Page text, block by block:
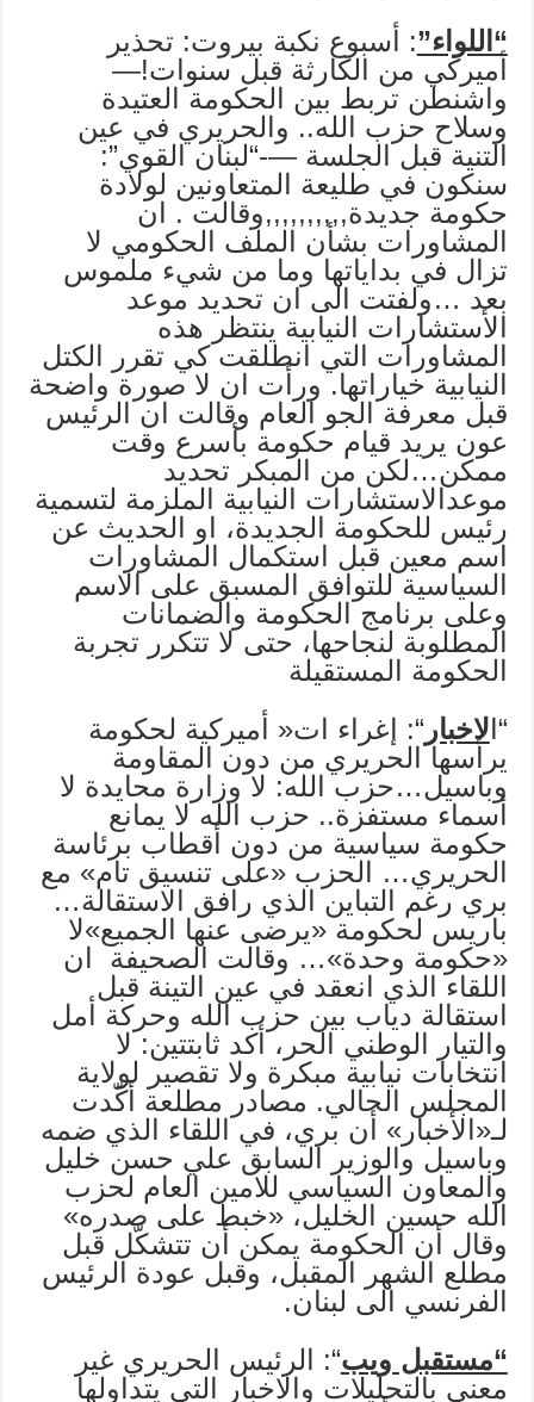
“اللواء”: أسبوع نكبة بيروت: تحذير
أميركي من الكارثة قبل سنوات!—
واشنطن تربط بين الحكومة العتيدة
وسلاح حزب الله.. والحريري في عين
التنية قبل الجلسة —-“لبنان القوي”:
سنكون في طليعة المتعاونين لولادة
حكومة جديدة,,,,,,,,,,وقالت . ان
المشاورات بشأن الملف الحكومي لا
تزال في بداياتها وما من شيء ملموس
بعد …ولفتت الى ان تحديد موعد
الأستشارات النيابية ينتظر هذه
المشاورات التي انطلقت كي تقرر الكتل
النيابية خياراتها. ورأت ان لا صورة واضحة
قبل معرفة الجو العام وقالت ان الرئيس
عون يريد قيام حكومة بأسرع وقت
ممكن…لكن من المبكر تحديد
موعدالاستشارات النيابية الملزمة لتسمية
رئيس للحكومة الجديدة، او الحديث عن
اسم معين قبل استكمال المشاورات
السياسية للتوافق المسبق على الاسم
وعلى برنامج الحكومة والضمانات
المطلوبة لنجاحها، حتى لا تتكرر تجربة
الحكومة المستقيلة
“الاخبار “: إغراء ات« أميركية لحكومة
يرأسها الحريري من دون المقاومة
وباسيل…حزب الله: لا وزارة محايدة لا
أسماء مستفزة.. حزب الله لا يمانع
حكومة سياسية من دون أقطاب برئاسة
الحريري… الحزب «على تنسيق تام» مع
بري رغم التباين الذي رافق الاستقالة…
باريس لحكومة «يرضى عنها الجميع»لا
«حكومة وحدة»… وقالت الصحيفة ان
اللقاء الذي انعقد في عين التينة قبل
استقالة دياب بين حزب الله وحركة أمل
والتيار الوطني الحر، أكد ثابتتين: لا
انتخابات نيابية مبكرة ولا تقصير لولاية
المجلس الحالي. مصادر مطلعة أكّدت
لـ«الأخبار» أن بري، في اللقاء الذي ضمه
وباسيل والوزير السابق علي حسن خليل
والمعاون السياسي للامين العام لحزب
الله حسين الخليل، «خبط على صدره»
وقال أن الحكومة يمكن أن تتشكّل قبل
مطلع الشهر المقبل، وقبل عودة الرئيس
الفرنسي الى لبنان.
“مستقبل ويب“: الرئيس الحريري غير
معني بالتحليلات والاخبار التي يتداولها